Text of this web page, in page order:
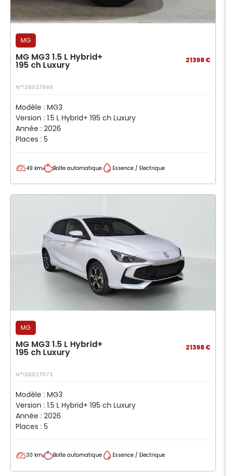
MG
MG MG3 1.5 L Hybrid+
195 ch Luxury 21398 €
N°126027569
Modèle : MG3
Version : 1.5 L Hybrid+ 195 ch Luxury
Année : 2026
Places : 5
49 km Boîte automatique Essence / Electrique
MG
MG MG3 1.5 L Hybrid+
195 ch Luxury 21398 €
N°126027572
Modèle : MG3
Version : 1.5 L Hybrid+ 195 ch Luxury
Année : 2026
Places : 5
30 km Boîte automatique Essence / Electrique